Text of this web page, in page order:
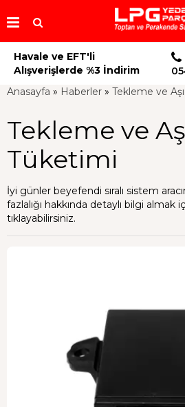
Havale ve EFT'li
Alışverişlerde %3 İndirim
Anasayfa » Haberler » Tekleme ve
Tekleme ve
Tüketimi
İyi günler beyefendi sıralı sistem
fazlalığı hakkında detaylı bilgi almak
tıklayabilirsiniz.